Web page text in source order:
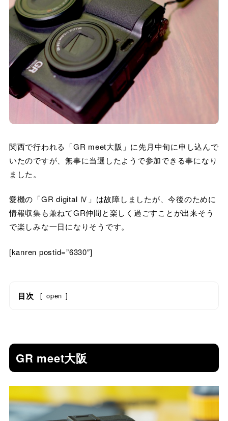
関西で行われる「GR meet大阪」に先月中旬に申し込んで
いたのですが、無事に当選したようで参加できる事になり
ました。
愛機の「GR digital Ⅳ」は故障しましたが、今後のために
情報収集も兼ねてGR仲間と楽しく過ごすことが出来そう
で楽しみな一日になりそうです。
[kanren postid=”6330″]
目次 [ open ]
GR meet大阪